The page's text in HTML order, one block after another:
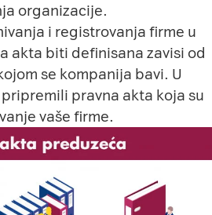
organizacije.
i registrovanja firme u
akta biti definisana zavisi od
se kompanija bavi. U
pripremili pravna akta koja su
vaše firme.